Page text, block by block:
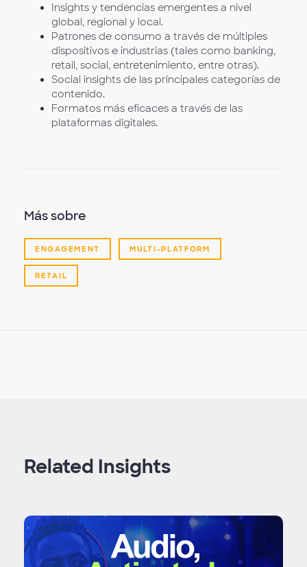
Insights y tendencias emergentes a nivel
global, regional y local.
Patrones de consumo a través de múltiples
dispositivos e industrias (tales como banking,
retail, social, entretenimiento, entre otras).
Social insights de las principales categorías de
contenido.
Formatos más eficaces a través de las
plataformas digitales.
Más sobre
ENGAGEMENT MULTI-PLATFORM
RETAIL
Related Insights